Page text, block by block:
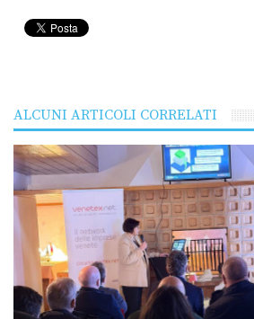
ALCUNI ARTICOLI CORRELATI